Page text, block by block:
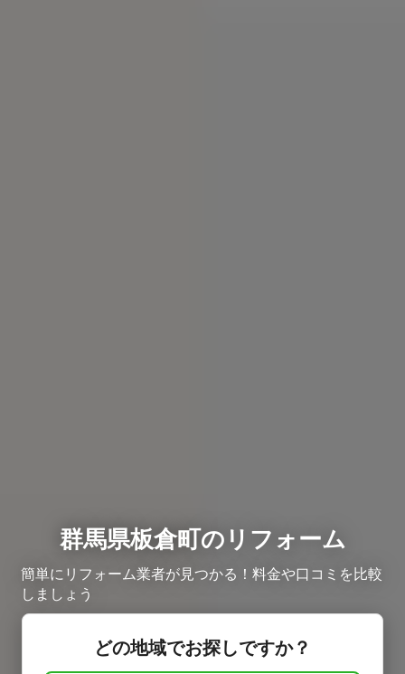
群馬県板倉町のリフォーム
簡単にリフォーム業者が見つかる！料金や口コミを比較
しましょう
どの地域でお探しですか？